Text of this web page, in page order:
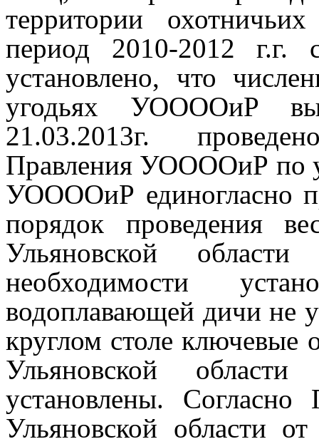
территории
период 2010-2012 г.г.
установлено, что
угодьях УООООиР
21.03.2013г.
Правления УООООиР по
УООООиР единогласно
порядок проведения
Ульяновской
необходимости
водоплавающей дичи не
круглом столе ключевые
Ульяновской
установлены. Согласно
Ульяновской области